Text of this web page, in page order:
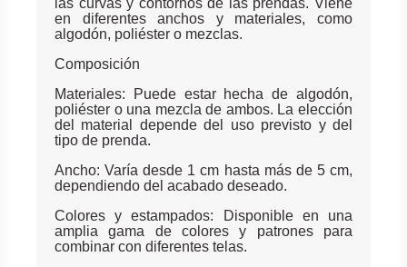
las curvas y contornos de las prendas. Viene
en diferentes anchos y materiales, como
algodón, poliéster o mezclas.
Composición
Materiales: Puede estar hecha de algodón,
poliéster o una mezcla de ambos. La elección
del material depende del uso previsto y del
tipo de prenda.
Ancho: Varía desde 1 cm hasta más de 5 cm,
dependiendo del acabado deseado.
Colores y estampados: Disponible en una
amplia gama de colores y patrones para
combinar con diferentes telas.